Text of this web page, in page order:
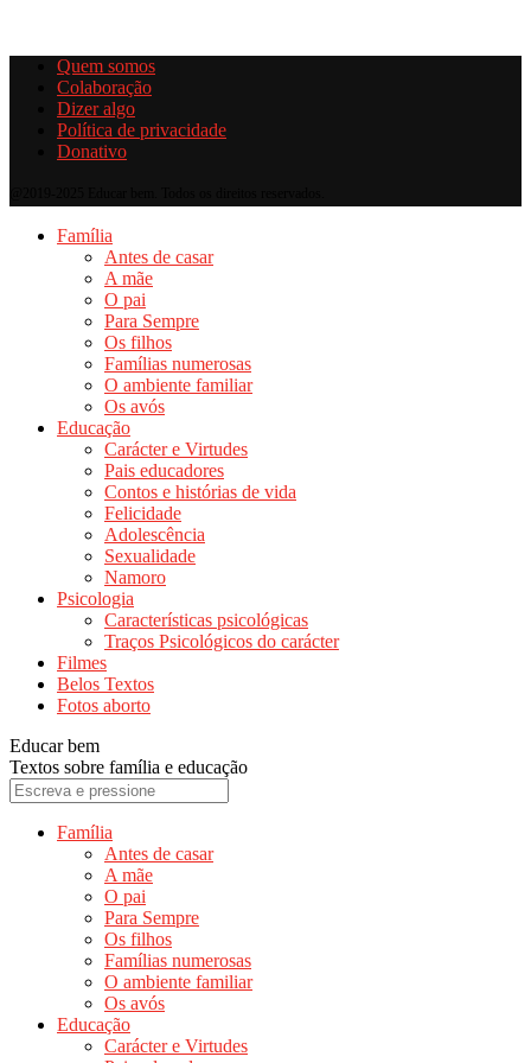
Quem somos
Colaboração
Dizer algo
Política de privacidade
Donativo
Família
Antes de casar
A mãe
O pai
Para Sempre
Os filhos
Famílias numerosas
O ambiente familiar
Os avós
Educação
Carácter e Virtudes
Pais educadores
Contos e histórias de vida
Felicidade
Adolescência
Sexualidade
Namoro
Psicologia
Características psicológicas
Traços Psicológicos do carácter
Filmes
Belos Textos
Fotos aborto
Educar bem
Textos sobre família e educação
Família
Antes de casar
A mãe
O pai
Para Sempre
Os filhos
Famílias numerosas
O ambiente familiar
Os avós
Educação
Carácter e Virtudes